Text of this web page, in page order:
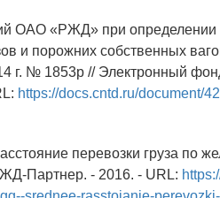
ОАО «РЖД» при определении
и порожних собственных
г. № 1853р // Электронный
https://docs.cntd.ru/document/
перевозки груза по
Партнер. - 2016. - URL: